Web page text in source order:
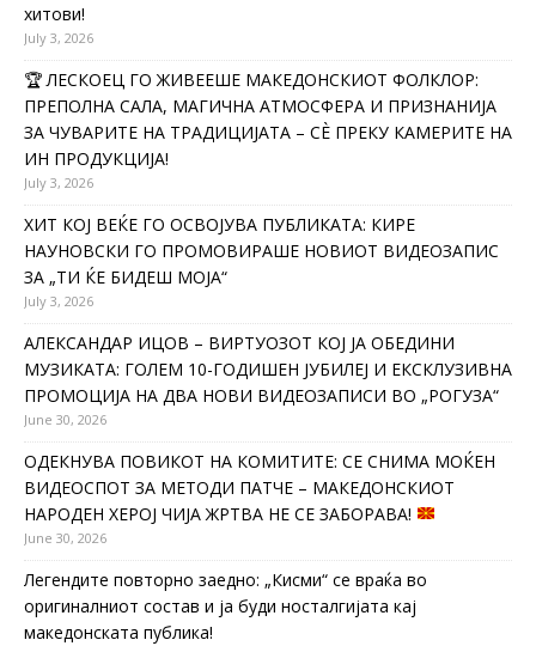
хитови!
July 3, 2026
🏆 ЛЕСКОЕЦ ГО ЖИВЕЕШЕ МАКЕДОНСКИОТ ФОЛКЛОР:
ПРЕПОЛНА САЛА, МАГИЧНА АТМОСФЕРА И ПРИЗНАНИЈА
ЗА ЧУВАРИТЕ НА ТРАДИЦИЈАТА – СÈ ПРЕКУ КАМЕРИТЕ НА
ИН ПРОДУКЦИЈА!
July 3, 2026
ХИТ КОЈ ВЕЌЕ ГО ОСВОЈУВА ПУБЛИКАТА: КИРЕ
НАУНОВСКИ ГО ПРОМОВИРАШЕ НОВИОТ ВИДЕОЗАПИС
ЗА „ТИ ЌЕ БИДЕШ МОЈА“
July 3, 2026
АЛЕКСАНДАР ИЦОВ – ВИРТУОЗОТ КОЈ ЈА ОБЕДИНИ
МУЗИКАТА: ГОЛЕМ 10-ГОДИШЕН ЈУБИЛЕЈ И ЕКСКЛУЗИВНА
ПРОМОЦИЈА НА ДВА НОВИ ВИДЕОЗАПИСИ ВО „РОГУЗА“
June 30, 2026
ОДЕКНУВА ПОВИКОТ НА КОМИТИТЕ: СЕ СНИМА МОЌЕН
ВИДЕОСПОТ ЗА МЕТОДИ ПАТЧЕ – МАКЕДОНСКИОТ
НАРОДЕН ХЕРОЈ ЧИЈА ЖРТВА НЕ СЕ ЗАБОРАВА!
June 30, 2026
Легендите повторно заедно: „Кисми“ се враќа во
оригиналниот состав и ја буди носталгијата кај
македонската публика!